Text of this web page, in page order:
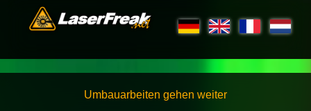
Umbauarbeiten gehen weiter